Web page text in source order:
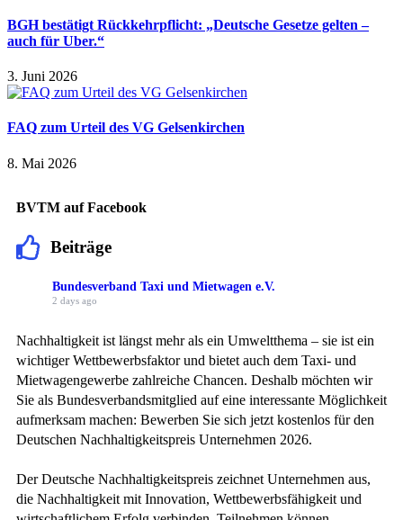
BGH bestätigt Rückkehrpflicht: „Deutsche Gesetze gelten –
auch für Uber.“
3. Juni 2026
FAQ zum Urteil des VG Gelsenkirchen
8. Mai 2026
BVTM auf Facebook
Beiträge
Bundesverband Taxi und Mietwagen e.V.
2 days ago
Nachhaltigkeit ist längst mehr als ein Umweltthema – sie ist ein
wichtiger Wettbewerbsfaktor und bietet auch dem Taxi- und
Mietwagengewerbe zahlreiche Chancen. Deshalb möchten wir
Sie als Bundesverbandsmitglied auf eine interessante Möglichkeit
aufmerksam machen: Bewerben Sie sich jetzt kostenlos für den
Deutschen Nachhaltigkeitspreis Unternehmen 2026.
Der Deutsche Nachhaltigkeitspreis zeichnet Unternehmen aus,
die Nachhaltigkeit mit Innovation, Wettbewerbsfähigkeit und